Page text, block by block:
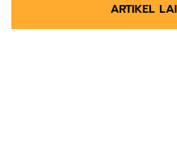
ARTIKEL